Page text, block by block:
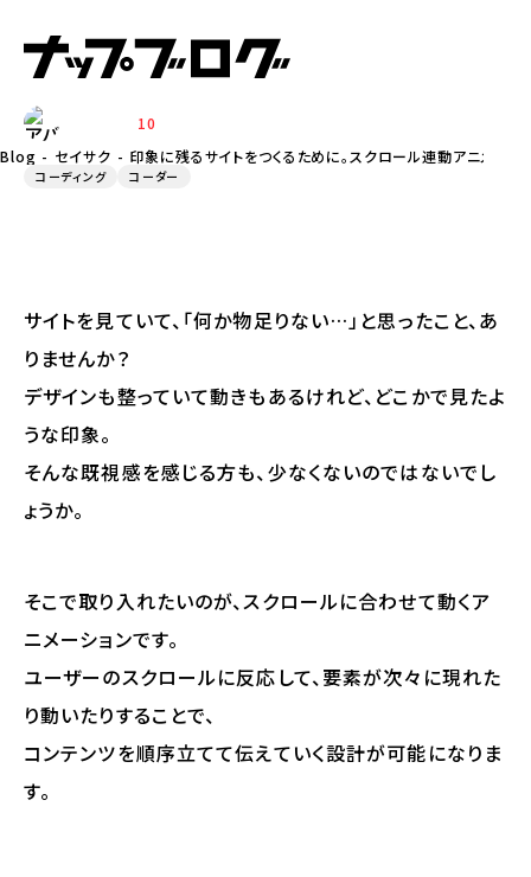
Blog セイサク 印象に残るサイトをつくるために。スクロール連動アニメーシ
択肢
10
コーディング コーダー
サイトを見ていて、「何か物足りない…」と思ったこと、あ
りませんか？
デザインも整っていて動きもあるけれど、どこかで見たよ
うな印象。
そんな既視感を感じる方も、少なくないのではないでし
ょうか。
そこで取り入れたいのが、スクロールに合わせて動くア
ニメーションです。
ユーザーのスクロールに反応して、要素が次々に現れた
り動いたりすることで、
コンテンツを順序立てて伝えていく設計が可能になりま
す。